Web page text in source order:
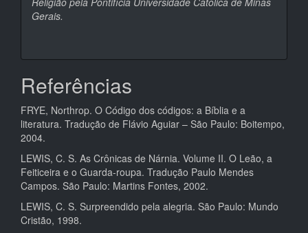
Gerais.
Referências
FRYE, Northrop. O Código dos códigos: a Bíblia e a
literatura. Tradução de Flávio Aguiar – São Paulo: Boitempo,
2004.
LEWIS, C. S. As Crônicas de Nárnia. Volume II. O Leão, a
Feiticeira e o Guarda-roupa. Tradução Paulo Mendes
Campos. São Paulo: Martins Fontes, 2002.
LEWIS, C. S. Surpreendido pela alegria. São Paulo: Mundo
Cristão, 1998.